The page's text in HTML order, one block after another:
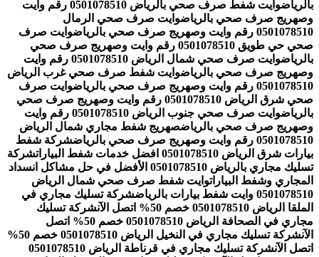
بالرياض
وايت شفط صرف صحي بالرياض 0501078510 رقم وايت
وصهريج صرف صحي بالرياضوايت صرف صحي الرمال
0501078510 رقم وايت وصهريج صرف صحي بالرياض
وايت صرف
صحي حي طويق 0501078510 رقم وايت وصهريج صرف صحي
بالرياض
وايت صرف صحي شمال الرياض 0501078510 رقم وايت
وصهريج صرف صحي بالرياضوايت شفط صرف صحي غرب الرياض
0501078510 رقم وايت وصهريج صرف صحي بالرياض
وايت صرف
صحي شرق الرياض 0501078510 رقم وايت وصهريج صرف صحي
بالرياض
وايت صرف صحي جنوب الرياض 0501078510 رقم وايت
وصهريج صرف صحي بالرياضصهريج شفط مجاري شمال الرياض
0501078510 رقم وايت وصهريج صرف صحي بالرياض
شركة شفط
بيارات شرق الرياض 0501078510 افضل خدمات شفط البيارات
شركة
تسليك مجاري بالرياض 0501078510 الأفضل في حل مشاكل انسداد
المجاري وشفط البياراتوايت شفط صرف صحي شمال الرياض
0501078510 وايت شفط بيارات بالرياض
شركة تسليك مجاري في
الملقا الرياض 0501078510 خصم 50% اتصل الآن
شركة تسليك
مجاري في الصحافة الرياض 0501078510 خصم 50% اتصل
الآن
شركة تسليك مجاري في النخيل الرياض 0501078510 خصم 50%
اتصل الآن
شركة تسليك مجاري في قرناطة الرياض 0501078510